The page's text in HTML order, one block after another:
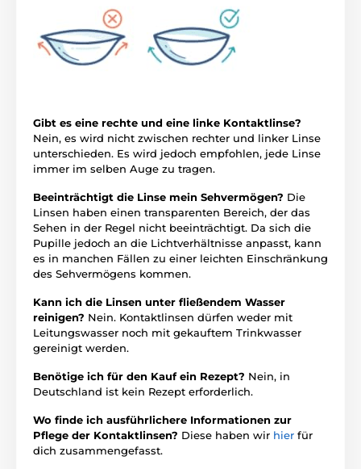
Gibt es eine rechte und eine linke Kontaktlinse?
Nein, es wird nicht zwischen rechter und linker Linse
unterschieden. Es wird jedoch empfohlen, jede Linse
immer im selben Auge zu tragen.
Beeinträchtigt die Linse mein Sehvermögen? Die
Linsen haben einen transparenten Bereich, der das
Sehen in der Regel nicht beeinträchtigt. Da sich die
Pupille jedoch an die Lichtverhältnisse anpasst, kann
es in manchen Fällen zu einer leichten Einschränkung
des Sehvermögens kommen.
Kann ich die Linsen unter fließendem Wasser
reinigen? Nein. Kontaktlinsen dürfen weder mit
Leitungswasser noch mit gekauftem Trinkwasser
gereinigt werden.
Benötige ich für den Kauf ein Rezept? Nein, in
Deutschland ist kein Rezept erforderlich.
Wo finde ich ausführlichere Informationen zur
Pflege der Kontaktlinsen? Diese haben wir hier für
dich zusammengefasst.